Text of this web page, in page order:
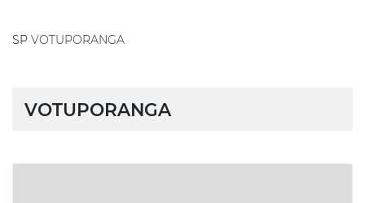
SP VOTUPORANGA
VOTUPORANGA